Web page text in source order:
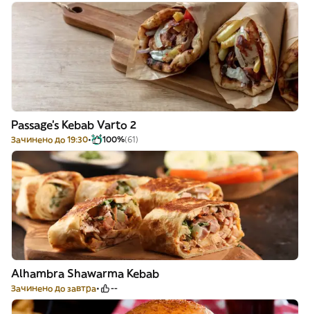
Passage’s Kebab Varto 2
Зачинено до 19:30 100%(61)
Alhambra Shawarma Kebab
Зачинено до завтра --